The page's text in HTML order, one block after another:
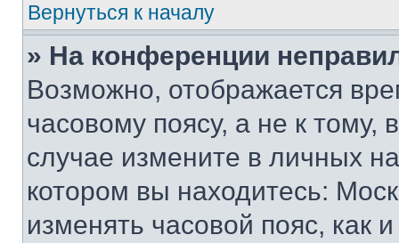
Вернуться к началу
» На конференции
Возможно, отображается
часовому поясу, а не к тому,
случае измените в личных
котором вы находитесь:
изменять часовой пояс, как